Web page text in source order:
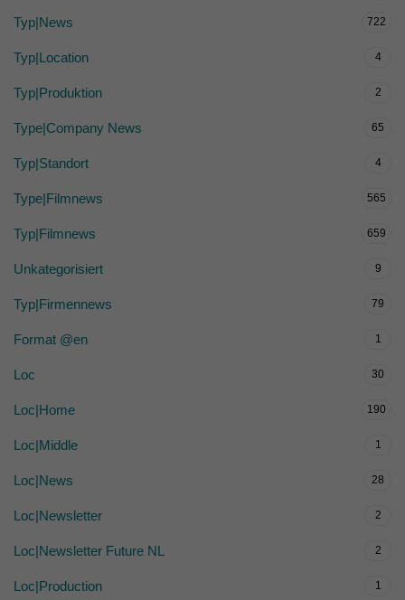
Typ|News 722
Typ|Location 4
Typ|Produktion 2
Type|Company News 65
Typ|Standort 4
Type|Filmnews 565
Typ|Filmnews 659
Unkategorisiert 9
Typ|Firmennews 79
Format @en 1
Loc 30
Loc|Home 190
Loc|Middle 1
Loc|News 28
Loc|Newsletter 2
Loc|Newsletter Future NL 2
Loc|Production 1